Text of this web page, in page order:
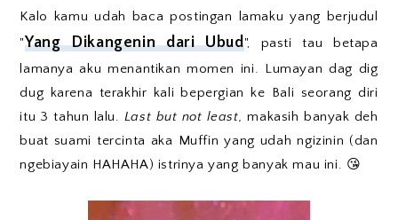
Kalo kamu udah baca postingan lamaku yang berjudul
"Yang Dikangenin dari Ubud", pasti tau betapa
lamanya aku menantikan momen ini. Lumayan dag dig
dug karena terakhir kali bepergian ke Bali seorang diri
itu 3 tahun lalu. Last but not least, makasih banyak deh
buat suami tercinta aka Muffin yang udah ngizinin (dan
ngebiayain HAHAHA) istrinya yang banyak mau ini. 😘